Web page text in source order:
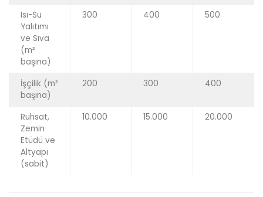
Isı-Su
Yalıtımı
ve Sıva
(m²
başına)
300 400 500
İşçilik (m²
başına)
200 300 400
Ruhsat,
Zemin
Etüdü ve
Altyapı
(sabit)
10.000 15.000 20.000